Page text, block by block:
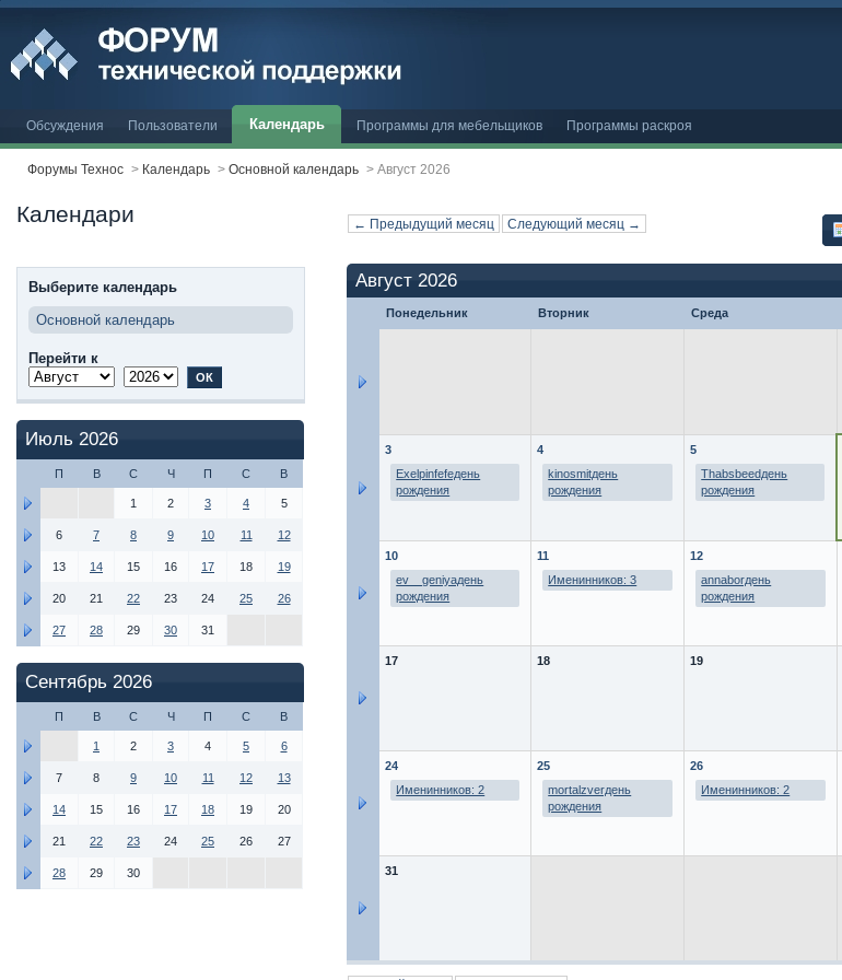
Обсуждения Пользователи Календарь Программы для мебельщиков Программы раскроя
Форумы Технос > Календарь > Основной календарь > Август 2026
Календари ← Предыдущий месяц Следующий месяц →
Август 2026
Понедельник Вторник Среда
3
Exelpinfefeдень
рождения
4
kinosmitдень
рождения
5
Thabsbeedдень
рождения
10
ev__geniyaдень
рождения
11
Именинников: 3
12
annaborдень
рождения
17 18 19
24
Именинников: 2
25
mortalzverдень
рождения
26
Именинников: 2
31
Выберите календарь
Основной календарь
Перейти к
Июль 2026
П В С Ч П С В
1 2 3 4 5
6 7 8 9 10 11 12
13 14 15 16 17 18 19
20 21 22 23 24 25 26
27 28 29 30 31
Сентябрь 2026
П В С Ч П С В
1 2 3 4 5 6
7 8 9 10 11 12 13
14 15 16 17 18 19 20
21 22 23 24 25 26 27
28 29 30